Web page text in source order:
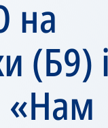
на
(Б9) і
«Нам